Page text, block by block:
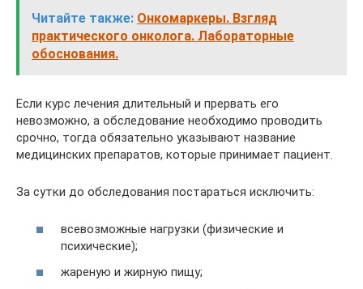
Читайте также: Онкомаркеры. Взгляд
практического онколога. Лабораторные
обоснования.
Если курс лечения длительный и прервать его
невозможно, а обследование необходимо проводить
срочно, тогда обязательно указывают название
медицинских препаратов, которые принимает пациент.
За сутки до обследования постараться исключить:
всевозможные нагрузки (физические и
психические);
жареную и жирную пищу;